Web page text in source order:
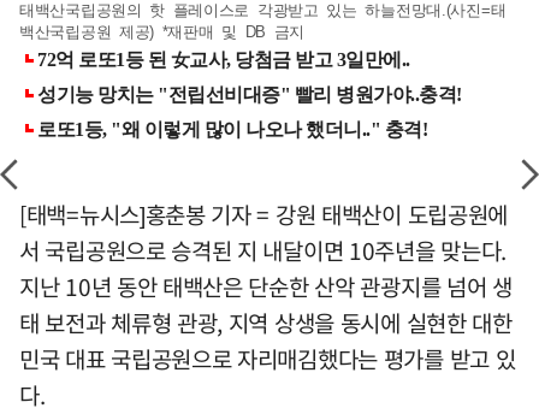
태백산국립공원의 핫 플레이스로 각광받고 있는 하늘전망대.(사진=태
백산국립공원 제공) *재판매 및 DB 금지
[태백=뉴시스]홍춘봉 기자 = 강원 태백산이 도립공원에
서 국립공원으로 승격된 지 내달이면 10주년을 맞는다.
지난 10년 동안 태백산은 단순한 산악 관광지를 넘어 생
태 보전과 체류형 관광, 지역 상생을 동시에 실현한 대한
민국 대표 국립공원으로 자리매김했다는 평가를 받고 있
다.